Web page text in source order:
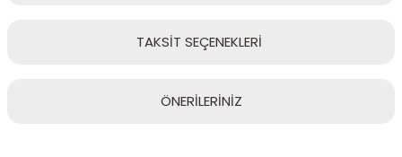
TAKSİT SEÇENEKLERİ
ÖNERİLERİNİZ